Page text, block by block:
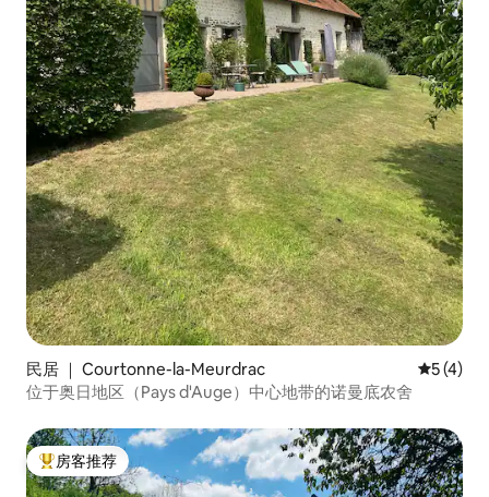
民居 ｜ Courtonne-la-Meurdrac 平均评分
5 (4)
位于奥日地区（Pays d'Auge）中心地带的诺曼底农舍
热门「房客推荐」
房客推荐